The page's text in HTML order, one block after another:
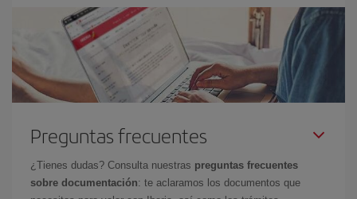
Preguntas frecuentes
¿Tienes dudas? Consulta nuestras preguntas frecuentes
sobre documentación: te aclaramos los documentos que